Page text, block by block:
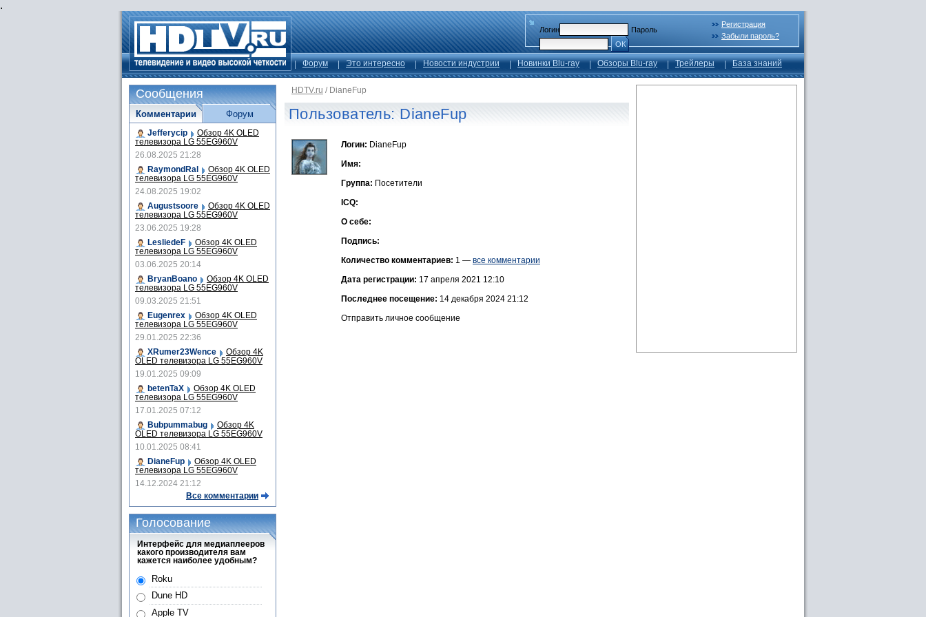
.
Логин
Пароль
ОК
Регистрация
Забыли пароль?
Форум Это интересно Новости индустрии Новинки Blu-ray Обзоры Blu-ray Трейлеры База знаний
HDTV.ru / DianeFup
Пользователь: DianeFup
Логин: DianeFup
Имя:
Группа: Посетители
ICQ:
О себе:
Подпись:
Количество комментариев: 1 — все комментарии
Дата регистрации: 17 апреля 2021 12:10
Последнее посещение: 14 декабря 2024 21:12
Отправить личное сообщение
Сообщения
Комментарии
Jefferycip Обзор 4K OLED
телевизора LG 55EG960V
26.08.2025 21:28
RaymondRal
Обзор 4K OLED
телевизора LG 55EG960V
24.08.2025 19:02
Augustsoore
Обзор 4K OLED
телевизора LG 55EG960V
23.06.2025 19:28
LesliedeF
Обзор 4K OLED
телевизора LG 55EG960V
03.06.2025 20:14
BryanBoano
Обзор 4K OLED
телевизора LG 55EG960V
09.03.2025 21:51
Eugenrex
Обзор 4K OLED
телевизора LG 55EG960V
29.01.2025 22:36
XRumer23Wence
Обзор 4K
OLED телевизора LG 55EG960V
19.01.2025 09:09
betenTaX
Обзор 4K OLED
телевизора LG 55EG960V
17.01.2025 07:12
Bubpummabug
Обзор 4K
OLED телевизора LG 55EG960V
10.01.2025 08:41
DianeFup
Обзор 4K OLED
телевизора LG 55EG960V
14.12.2024 21:12
Все комментарии
Форум
Голосование
Интерфейс для медиаплееров
какого производителя вам
кажется наиболее удобным?
Roku
Dune HD
Apple TV